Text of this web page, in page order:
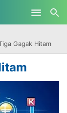
Gagak Hitam